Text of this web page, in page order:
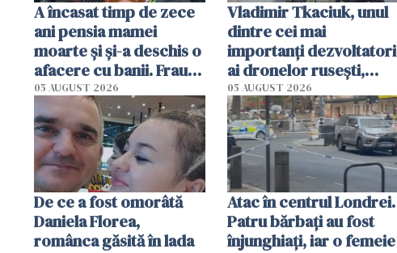
A încasat timp de zece
ani pensia mamei
moarte și și-a deschis o
afacere cu banii. Frauda
de 230.000 de euro,
descoperită de
autorități
05 AUGUST 2026
Vladimir Tkaciuk, unul
dintre cei mai
importanți dezvoltatori
ai dronelor rusești,
grav rănit într-un
atentat cu bombă
05 AUGUST 2026
De ce a fost omorâtă
Daniela Florea,
românca găsită în lada
Atac în centrul Londrei.
Patru bărbați au fost
înjunghiați, iar o femeie